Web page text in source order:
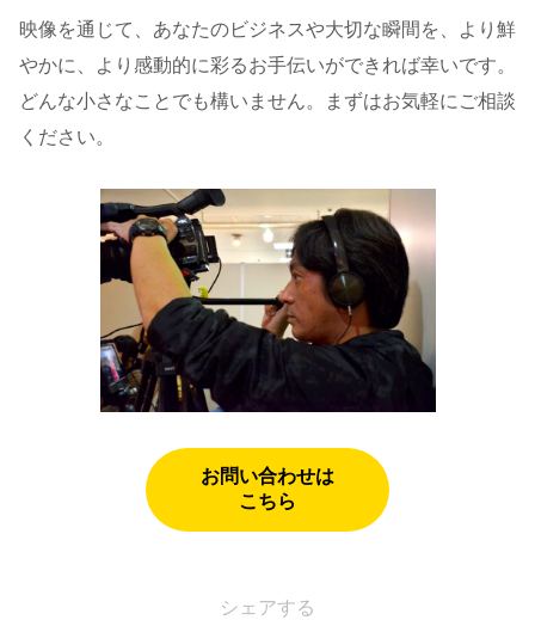
映像を通じて、あなたのビジネスや大切な瞬間を、より鮮
やかに、より感動的に彩るお手伝いができれば幸いです。
どんな小さなことでも構いません。まずはお気軽にご相談
ください。
お問い合わせは
こちら
シェアする